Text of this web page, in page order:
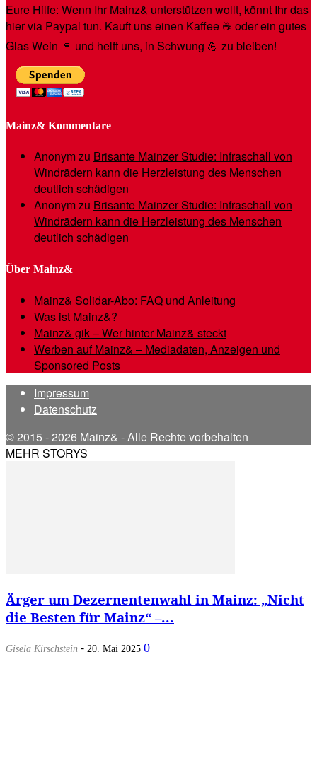
Eure Hilfe: Wenn Ihr Mainz& unterstützen wollt, könnt Ihr das
hier via Paypal tun. Kauft uns einen Kaffee ☕️ oder ein gutes
Glas Wein 🍷 und helft uns, in Schwung 💪 zu bleiben!
Mainz& Kommentare
Anonymzu Brisante Mainzer Studie: Infraschall von
Windrädern kann die Herzleistung des Menschen
deutlich schädigen
Anonymzu Brisante Mainzer Studie: Infraschall von
Windrädern kann die Herzleistung des Menschen
deutlich schädigen
Über Mainz&
Mainz& Solidar-Abo: FAQ und Anleitung
Was ist Mainz&?
Mainz& gik – Wer hinter Mainz& steckt
Werben auf Mainz& – Mediadaten, Anzeigen und
Sponsored Posts
Impressum
Datenschutz
© 2015 - 2026 Mainz& - Alle Rechte vorbehalten
MEHR STORYS
Ärger um Dezernentenwahl in Mainz: „Nicht
die Besten für Mainz“ –...
Gisela Kirschstein - 20. Mai 2025 0